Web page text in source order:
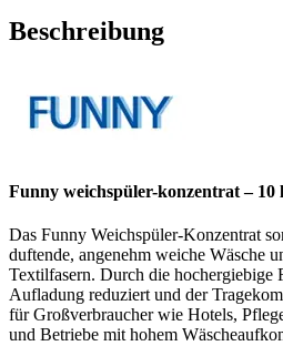
Beschreibung
Funny weichspüler-konzentrat – 10
Das Funny Weichspüler-Konzentrat
duftende, angenehm weiche Wäsche
Textilfasern. Durch die hochergiebige
Aufladung reduziert und der
für Großverbraucher wie Hotels,
und Betriebe mit hohem